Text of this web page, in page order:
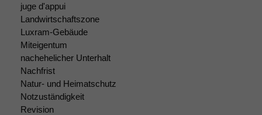
juge d'appui
Landwirtschaftszone
Luxram-Gebäude
Miteigentum
nachehelicher Unterhalt
Nachfrist
Natur- und Heimatschutz
Notzuständigkeit
Revision